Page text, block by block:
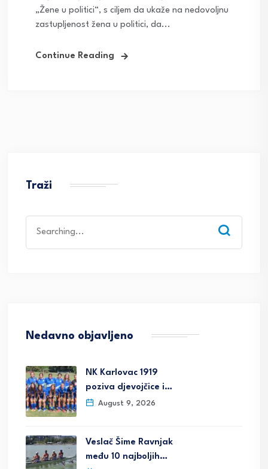
„Žene u politici“, s ciljem da ukaže na nedovoljnu
zastupljenost žena u politici, da...
Continue Reading
Traži
for:
Nedavno objavljeno
NK Karlovac 1919
poziva djevojčice i…
August 9, 2026
Veslač Šime Ravnjak
među 10 najboljih…